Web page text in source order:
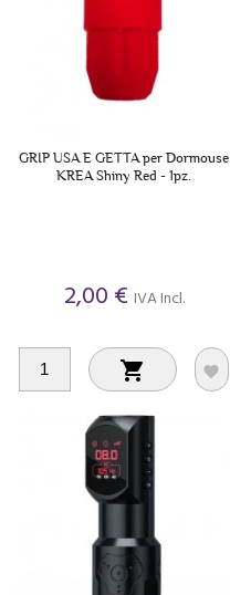
GRIP USA E GETTA per Dormouse
KREA Shiny Red - 1pz.
2,00 € IVA Incl.
 